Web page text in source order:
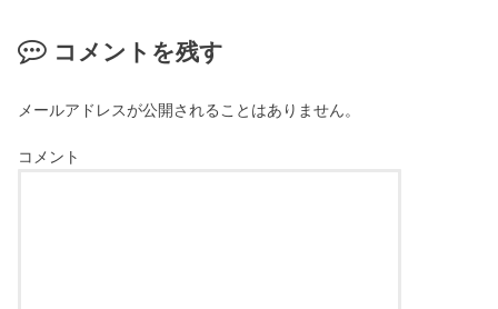
コメントを残す
メールアドレスが公開されることはありません。
コメント